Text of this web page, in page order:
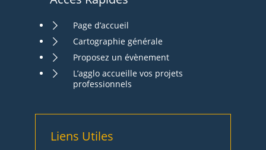
Page d’accueil
Cartographie générale
Proposez un évènement
L’agglo accueille vos projets
professionnels
Liens Utiles